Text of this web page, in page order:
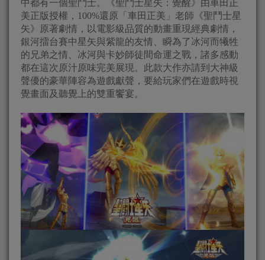
中都有一個聖鬥士。《聖鬥士星矢：覺醒》由車田正
美正版授權，100%還原「車田正美」老師《聖鬥士星
矢》原著劇情，以電影級品質的動畫重現經典劇情，
銀河擂台賽中星矢與紫龍的友情、瞬為了冰河而犧牲
的兄弟之情、冰河與卡妙師徒間命運之戰，諸多感動
都在這次原汁原味完美展現。此款大作亦請到大神級
聲優的豪華陣容為遊戲獻聲，要給玩家們在遊戲時視
覺畫面及聽覺上的雙重饗宴。